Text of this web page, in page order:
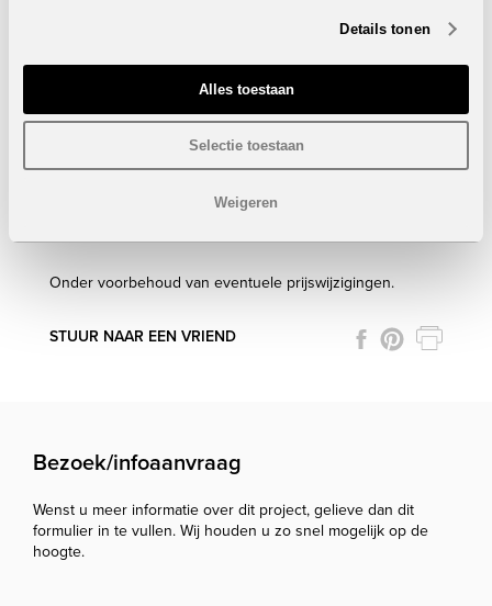
Details tonen
Alles toestaan
Selectie toestaan
Weigeren
2 Badkamers
Bebouwde oppervlakte: van 184,83 m² tot 216 m²
Terras overdekt: van 21,21 m² tot 44,46 m²
Gemeenschappelijke fitness
Onder voorbehoud van eventuele prijswijzigingen.
STUUR NAAR EEN VRIEND
Bezoek/infoaanvraag
Wenst u meer informatie over dit project, gelieve dan dit
formulier in te vullen. Wij houden u zo snel mogelijk op de
hoogte.